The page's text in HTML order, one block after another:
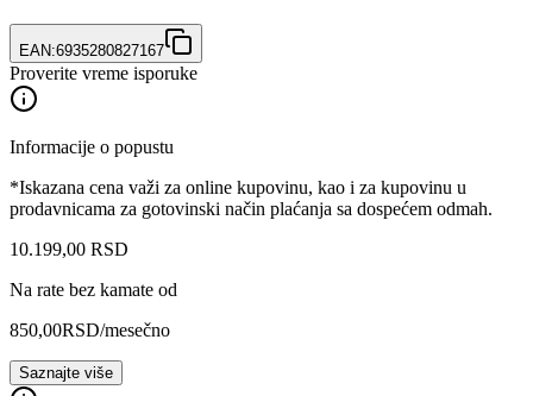
EAN:6935280827167
Proverite vreme isporuke
Informacije o popustu
*Iskazana cena važi za online kupovinu, kao i za kupovinu u
prodavnicama za gotovinski način plaćanja sa dospećem odmah.
10.199,00 RSD
Na rate bez kamate od
850,00RSD/mesečno
Saznajte više